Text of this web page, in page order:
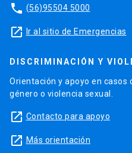
phone (56)95504 5000
launch Ir al sitio de Emergencias
DISCRIMINACIÓN Y
Orientación y apoyo en casos
género o violencia sexual.
launch Contacto para apoyo
launch Más orientación